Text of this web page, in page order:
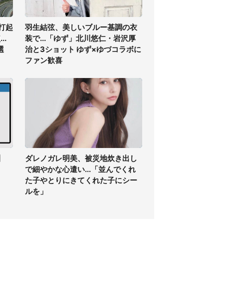
起
羽生結弦、美しいブルー基調の衣
装で...「ゆず」北川悠仁・岩沢厚
治と3ショット ゆず×ゆづコラボに
ファン歓喜
ダレノガレ明美、被災地炊き出し
で細やかな心遣い...「並んでくれ
た子やとりにきてくれた子にシー
ルを」